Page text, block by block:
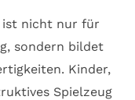
nicht nur für
sondern bildet
Kinder,
Spielzeug